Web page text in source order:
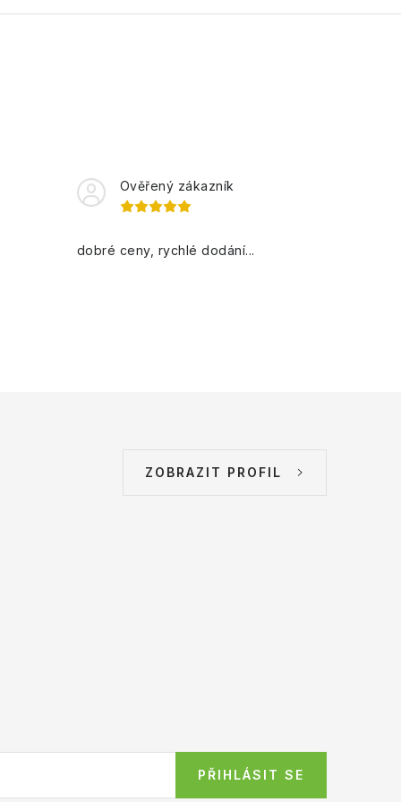
Ověřený zákazník
dobré ceny, rychlé dodání...
ZOBRAZIT PROFIL
PŘIHLÁSIT SE